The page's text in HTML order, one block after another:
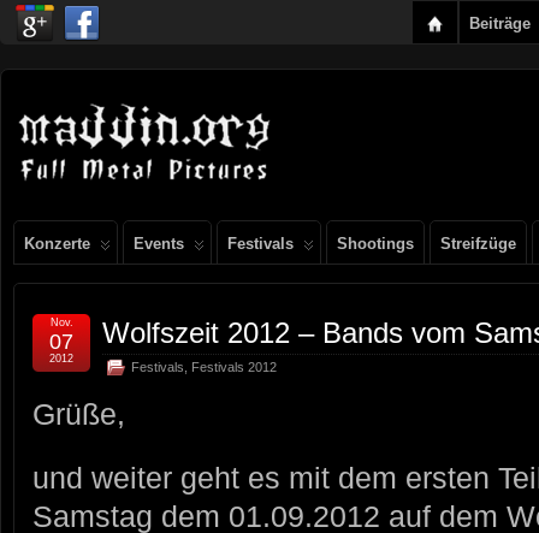
Beiträge
Konzerte Events Festivals Shootings Streifzüge
Wolfszeit 2012 – Bands vom
Festivals Festivals 2012
Nov.
07
2012
Grüße,
und weiter geht es mit dem ersten
Samstag dem 01.09.2012 auf dem